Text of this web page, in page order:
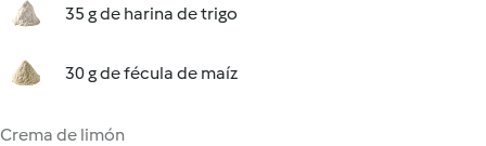
35 g de harina de trigo
30 g de fécula de maíz
Crema de limón